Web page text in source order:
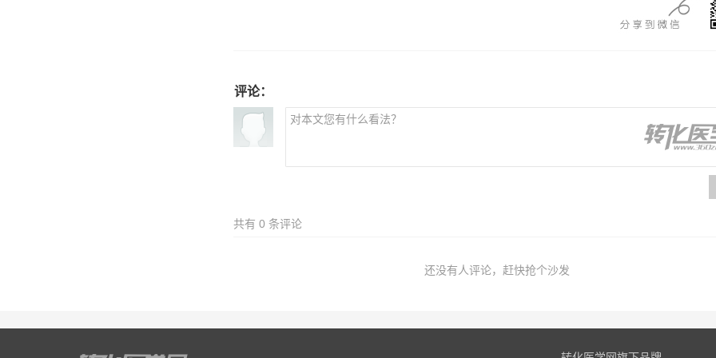
评论：
共有 0 条评论
还没有人评论，赶快抢个沙发